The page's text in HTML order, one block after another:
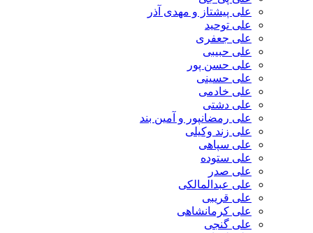
علی پیشتاز و مهدی آذر
علی توحید
علی جعفری
علی حبیبی
علی حسن پور
علی حسینی
علی خادمی
علی دشتی
علی رمضانپور و آمین بند
علی زند وکیلی
علی سپاهی
علی ستوده
علی صدر
علی عبدالمالکی
علی قریبی
علی کرمانشاهی
علی گنجی